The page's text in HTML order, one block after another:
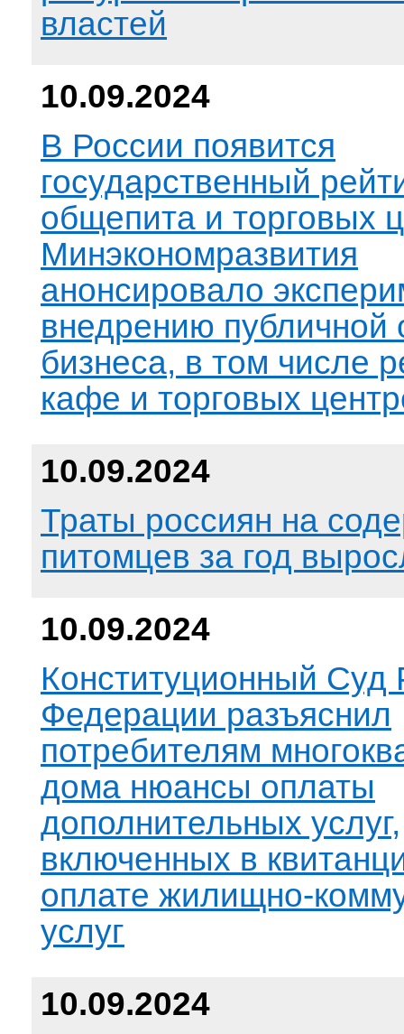
властей
10.09.2024
В России появится
государственный
общепита и торговых
Минэкономразвития
анонсировало
внедрению публичной
бизнеса, в том числе
кафе и торговых
10.09.2024
Траты россиян на
питомцев за год
10.09.2024
Конституционный Суд
Федерации разъяснил
потребителям
дома нюансы оплаты
дополнительных услуг,
включенных в
оплате жилищно-
услуг
10.09.2024